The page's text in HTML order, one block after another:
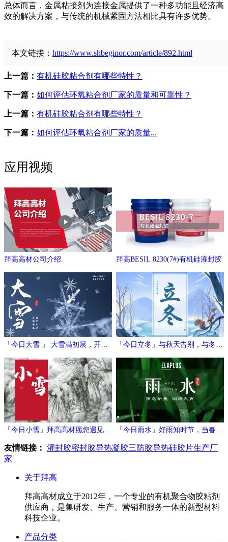
总体而言，金属粘接剂为连接金属提供了一种多功能且经济高
效的解决方案，与传统的机械紧固方法相比具有许多优势。
本文链接： https://www.shbeginor.com/article/892.html
上一篇： 有机硅胶粘合剂有哪些特性？
下一篇： 如何评估环氧粘合剂厂家的质量和可靠性？
上一篇： 有机硅胶粘合剂有哪些特性？
下一篇： 如何评估环氧粘合剂厂家的质量...
应用视频
拜高高材公司介绍 拜高BESIL 8230(7#)有机硅灌封胶
「今日大雪 」 大雪满初晨，开门
万象新
「今日立冬」与秋天告别，与冬日
相拥
「今日小雪」拜高高材愿您遇见冬
日的温暖与期待！
「今日雨水」好雨知时节，当春乃
发生
友情链接： 灌封胶密封胶导热凝胶三防胶导热硅胶片生产厂
家
关于拜高
拜高高材成立于2012年，一个专业的有机聚合物胶粘剂
供应商，是集研发、生产、营销和服务一体的新型材料
科技企业。
产品分类